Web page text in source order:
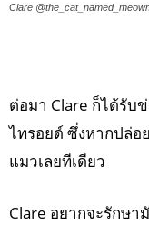
Clare
ต่อมา Clare ก็ได้รับ
ไทรอยด์ ซึ่งหากปล่อ
แมวเลยทีเดียว
Clare อยากจะรักษ